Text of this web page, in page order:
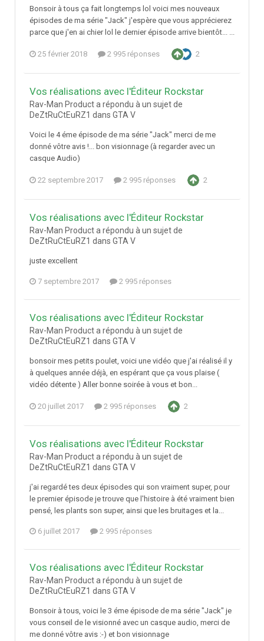
Bonsoir à tous ça fait longtemps lol voici mes nouveaux
épisodes de ma série "Jack" j'espère que vous apprécierez
parce que j'en ai chier lol le dernier épisode arrive bientôt... ...
25 février 2018 2 995 réponses 2
Vos réalisations avec l'Éditeur Rockstar
Rav-Man Product a répondu à un sujet de
DeZtRuCtEuRZ1 dans GTA V
Voici le 4 éme épisode de ma série "Jack" merci de me
donné vôtre avis !... bon visionnage (à regarder avec un
casque Audio)
22 septembre 2017 2 995 réponses 2
Vos réalisations avec l'Éditeur Rockstar
Rav-Man Product a répondu à un sujet de
DeZtRuCtEuRZ1 dans GTA V
juste excellent
7 septembre 2017 2 995 réponses
Vos réalisations avec l'Éditeur Rockstar
Rav-Man Product a répondu à un sujet de
DeZtRuCtEuRZ1 dans GTA V
bonsoir mes petits poulet, voici une vidéo que j'ai réalisé il y
à quelques année déjà, en espérant que ça vous plaise (
vidéo détente ) Aller bonne soirée à vous et bon...
20 juillet 2017 2 995 réponses 2
Vos réalisations avec l'Éditeur Rockstar
Rav-Man Product a répondu à un sujet de
DeZtRuCtEuRZ1 dans GTA V
j'ai regardé tes deux épisodes qui son vraiment super, pour
le premier épisode je trouve que l'histoire à été vraiment bien
pensé, les plants son super, ainsi que les bruitages et la...
6 juillet 2017 2 995 réponses
Vos réalisations avec l'Éditeur Rockstar
Rav-Man Product a répondu à un sujet de
DeZtRuCtEuRZ1 dans GTA V
Bonsoir à tous, voici le 3 éme épisode de ma série "Jack" je
vous conseil de le visionné avec un casque audio, merci de
me donné vôtre avis :-) et bon visionnage